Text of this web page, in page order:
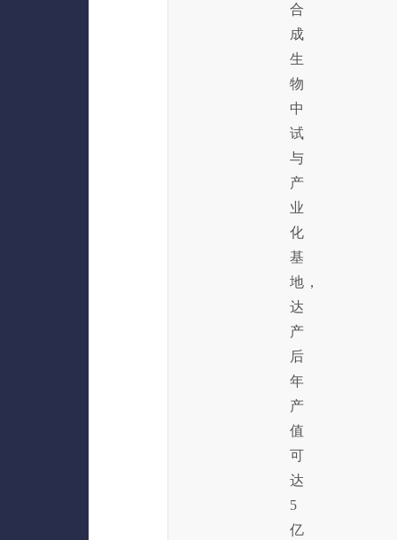
合
成
生
物
中
试
与
产
业
化
基
地，
达
产
后
年
产
值
可
达
5
亿